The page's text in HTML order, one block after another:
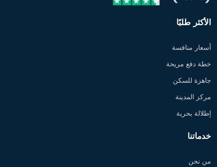
الأكثر طلبًا
أسعار منافسة
خطة دفع مريحة
جاهزة للسكن
مركز المدينة
إطلالة بحرية
خدماتنا
من نحن